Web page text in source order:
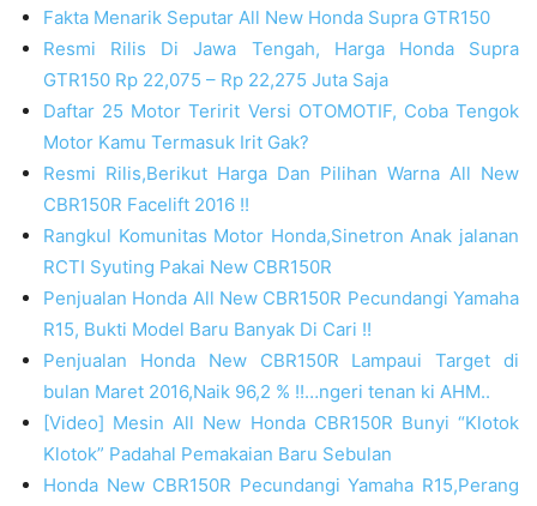
Fakta Menarik Seputar All New Honda Supra GTR150
Resmi Rilis Di Jawa Tengah, Harga Honda Supra
GTR150 Rp 22,075 – Rp 22,275 Juta Saja
Daftar 25 Motor Teririt Versi OTOMOTIF, Coba Tengok
Motor Kamu Termasuk Irit Gak?
Resmi Rilis,Berikut Harga Dan Pilihan Warna All New
CBR150R Facelift 2016 !!
Rangkul Komunitas Motor Honda,Sinetron Anak jalanan
RCTI Syuting Pakai New CBR150R
Penjualan Honda All New CBR150R Pecundangi Yamaha
R15, Bukti Model Baru Banyak Di Cari !!
Penjualan Honda New CBR150R Lampaui Target di
bulan Maret 2016,Naik 96,2 % !!…ngeri tenan ki AHM..
[Video] Mesin All New Honda CBR150R Bunyi “Klotok
Klotok” Padahal Pemakaian Baru Sebulan
Honda New CBR150R Pecundangi Yamaha R15,Perang